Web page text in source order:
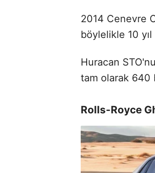
2014 Cenevre
böylelikle 10
Huracan
tam olarak 640
Rolls-Royce